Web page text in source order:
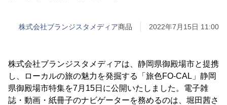
株式会社ブランジスタメディア商品 2022年7月15日 11:00
株式会社ブランジスタメディアは、静岡県御殿場市と提携
し、ローカルの旅の魅力を発掘する「旅色FO-CAL」静岡
県御殿場市特集を7月15日に公開いたしました。電子雑
誌・動画・紙冊子のナビゲーターを務めるのは、堀田茜さ